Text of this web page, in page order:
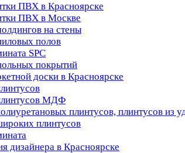
ПВХ в Красноярске
ПВХ в Москве
на стены
полов
SPC
покрытий
доски в Красноярске
МДФ
плинтусов, плинтусов из
плинтусов
дизайнера в Красноярске